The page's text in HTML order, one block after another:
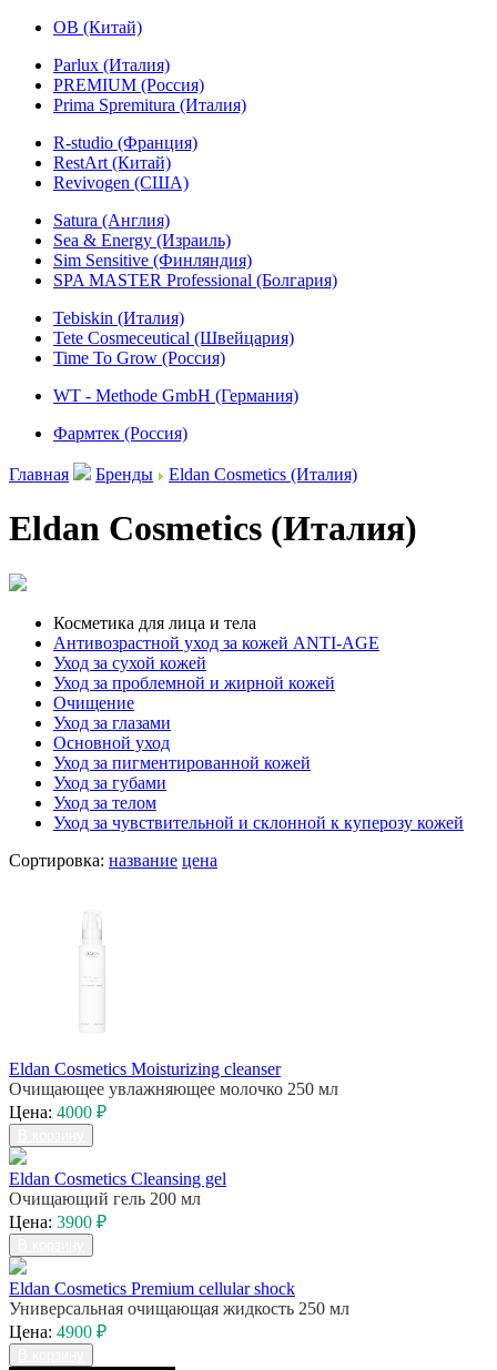
OB (Китай)
Parlux (Италия)
PREMIUM (Россия)
Prima Spremitura (Италия)
R-studio (Франция)
RestArt (Китай)
Revivogen (США)
Satura (Англия)
Sea & Energy (Израиль)
Sim Sensitive (Финляндия)
SPA MASTER Professional (Болгария)
Tebiskin (Италия)
Tete Cosmeceutical (Швейцария)
Time To Grow (Россия)
WT - Methode GmbH (Германия)
Фармтек (Россия)
Главная Бренды Eldan Cosmetics (Италия)
Eldan Cosmetics (Италия)
Косметика для лица и тела
Антивозрастной уход за кожей ANTI-AGE
Уход за сухой кожей
Уход за проблемной и жирной кожей
Очищение
Уход за глазами
Основной уход
Уход за пигментированной кожей
Уход за губами
Уход за телом
Уход за чувствительной и склонной к куперозу кожей
Сортировка: название цена
Eldan Cosmetics Moisturizing cleanser
Очищающее увлажняющее молочко 250 мл
Цена: 4000 ₽
Eldan Cosmetics Cleansing gel
Очищающий гель 200 мл
Цена: 3900 ₽
Eldan Cosmetics Premium cellular shock
Универсальная очищающая жидкость 250 мл
Цена: 4900 ₽